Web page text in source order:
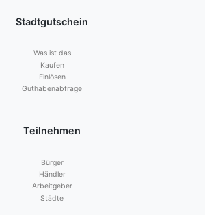
Stadtgutschein
Was ist das
Kaufen
Einlösen
Guthabenabfrage
Teilnehmen
Bürger
Händler
Arbeitgeber
Städte